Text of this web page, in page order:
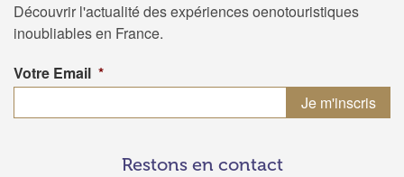
Découvrir l'actualité des expériences oenotouristiques
inoubliables en France.
Votre Email *
Restons en contact